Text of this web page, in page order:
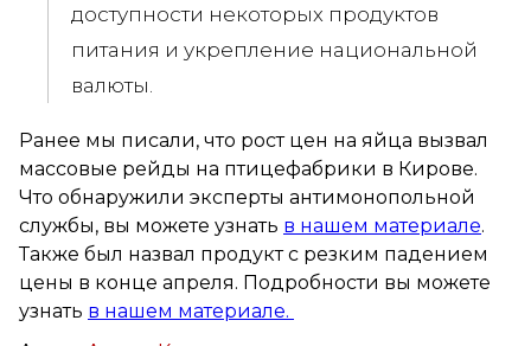
доступности некоторых продуктов
питания и укрепление национальной
валюты.
Ранее мы писали, что рост цен на яйца вызвал
массовые рейды на птицефабрики в Кирове.
Что обнаружили эксперты антимонопольной
службы, вы можете узнать в нашем материале.
Также был назвал продукт с резким падением
цены в конце апреля. Подробности вы можете
узнать в нашем материале.